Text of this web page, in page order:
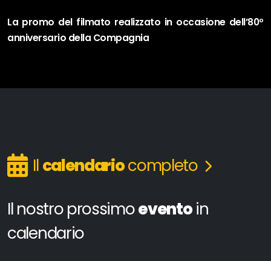
La promo del filmato realizzato in occasione dell’80º
anniversario della Compagnia
Il nostro prossimoeventoin
calendario
Ilcalendariocompleto